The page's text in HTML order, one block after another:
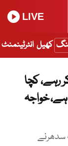
LIVE
کھیل انٹرٹینمنٹ
رہے، کچا
خواجہ
سدھرنے